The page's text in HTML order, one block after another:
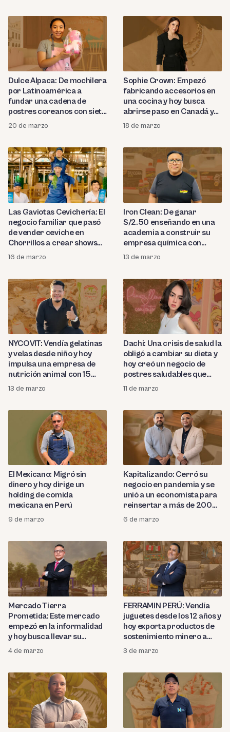
Dulce Alpaca: De mochilera
por Latinoamérica a
fundar una cadena de
postres coreanos con siete
locales en Perú
20 de marzo
Sophie Crown: Empezó
fabricando accesorios en
una cocina y hoy busca
abrirse paso en Canadá y
España
18 de marzo
Las Gaviotas Cevichería: El
negocio familiar que pasó
de vender ceviche en
Chorrillos a crear shows
gastronómicos virales
16 de marzo
Iron Clean: De ganar
S/2.50 enseñando en una
academia a construir su
empresa química con
distribución nacional
13 de marzo
NYCOVIT: Vendía gelatinas
y velas desde niño y hoy
impulsa una empresa de
nutrición animal con 15
puntos de venta en Piura
13 de marzo
Dachi: Una crisis de salud la
obligó a cambiar su dieta y
hoy creó un negocio de
postres saludables que
conquista redes sociales
11 de marzo
El Mexicano: Migró sin
dinero y hoy dirige un
holding de comida
mexicana en Perú
9 de marzo
Kapitalizando: Cerró su
negocio en pandemia y se
unió a un economista para
reinsertar a más de 200
emprendedores al sistema
6 de marzo
Mercado Tierra
Prometida: Este mercado
empezó en la informalidad
y hoy busca llevar su
modelo comercial a la
4 de marzo
FERRAMIN PERÚ: Vendía
juguetes desde los 12 años y
hoy exporta productos de
sostenimiento minero a
todo el Perú y
3 de marzo